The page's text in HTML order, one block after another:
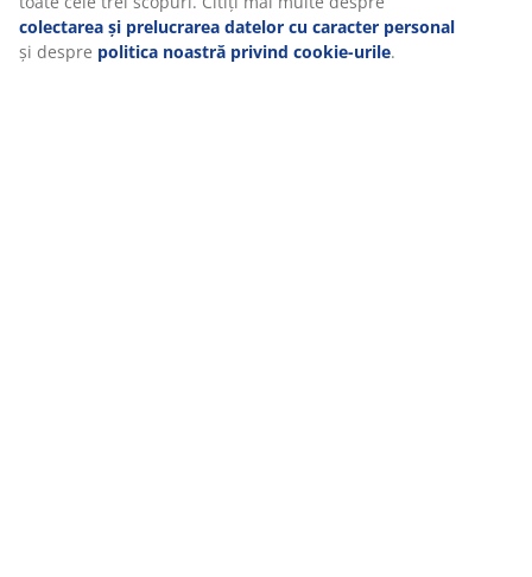
scopuri în secțiunea „Modificare” și puteți alege să vă
retrageți consimțământul dând clic pe pictograma cookie.
Dând clic pe „Acceptați tot”, sunteți de acord cu toate cele